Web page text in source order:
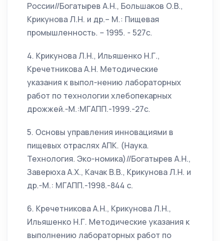
России//Богатырев А.Н., Большаков О.В.,
Крикунова Л.Н. и др.– М.: Пищевая
промышленность. – 1995. - 527с.
4. Крикунова Л.Н., Ильяшенко Н.Г.,
Кречетникова А.Н. Методические
указания к выпол-нению лабораторных
работ по технологии хлебопекарных
дрожжей.-М.:МГАПП.-1999.-27с.
5. Основы управления инновациями в
пищевых отраслях АПК. (Наука.
Технология. Эко-номика)//Богатырев А.Н.,
Заверюха А.Х., Качак В.В., Крикунова Л.Н. и
др.-М.: МГАПП.-1998.-844 с.
6. Кречетникова А.Н., Крикунова Л.Н.,
Ильяшенко Н.Г. Методические указания к
выполнению лабораторных работ по